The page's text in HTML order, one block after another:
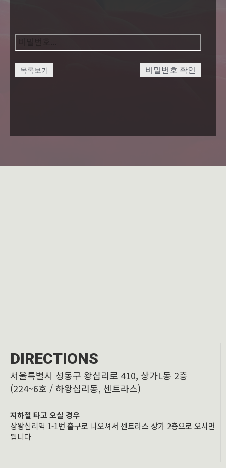
목록보기 비밀번호 확인
DIRECTIONS
서울특별시 성동구 왕십리로 410, 상가L동 2층
(224~6호 / 하왕십리동, 센트라스)
지하철 타고 오실 경우
상왕십리역 1-1번 출구로 나오셔서 센트라스 상가 2층으로 오시면
됩니다